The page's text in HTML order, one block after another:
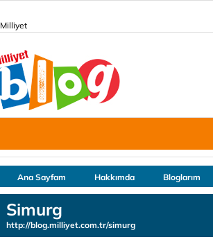
Milliyet
Ana Sayfam Hakkımda Bloglarım
Simurg
http://blog.milliyet.com.tr/simurg